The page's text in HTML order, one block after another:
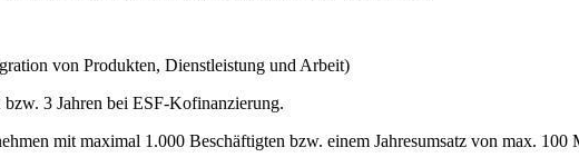
von Produkten, Dienstleistung und Arbeit)
3 Jahren bei ESF-Kofinanzierung.
mit maximal 1.000 Beschäftigten bzw. einem Jahresumsatz von max. 100